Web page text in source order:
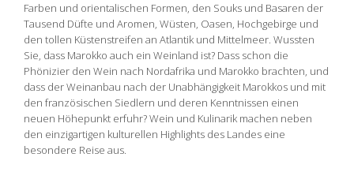
Farben und orientalischen Formen, den Souks und Basaren der
Tausend Düfte und Aromen, Wüsten, Oasen, Hochgebirge und
den tollen Küstenstreifen an Atlantik und Mittelmeer. Wussten
Sie, dass Marokko auch ein Weinland ist? Dass schon die
Phönizier den Wein nach Nordafrika und Marokko brachten, und
dass der Weinanbau nach der Unabhängigkeit Marokkos und mit
den französischen Siedlern und deren Kenntnissen einen
neuen Höhepunkt erfuhr? Wein und Kulinarik machen neben
den einzigartigen kulturellen Highlights des Landes eine
besondere Reise aus.